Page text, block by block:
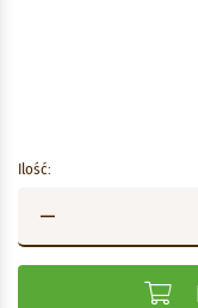
Ilość: